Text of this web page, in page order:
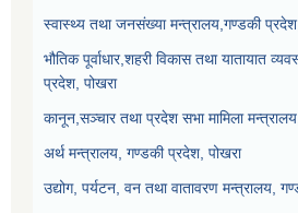
स्वास्थ्य तथा जनसंख्या मन्त्रालय,गण्डकी
भौतिक पूर्वाधार,शहरी विकास तथा यातायात
प्रदेश, पोखरा
कानून,सञ्चार तथा प्रदेश सभा मामिला
अर्थ मन्त्रालय, गण्डकी प्रदेश, पोखरा
उद्योग, पर्यटन, वन तथा वातावरण मन्त्रालय,